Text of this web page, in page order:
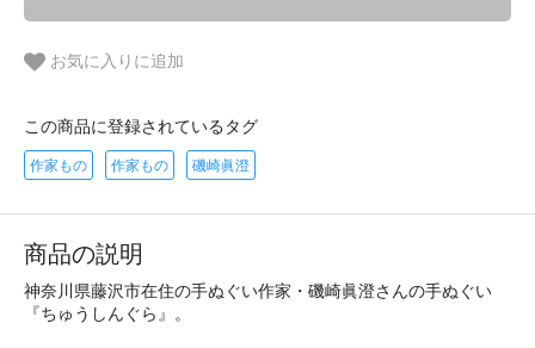
お気に入りに追加
この商品に登録されているタグ
作家もの 作家もの 磯崎眞澄
商品の説明
神奈川県藤沢市在住の手ぬぐい作家・磯崎眞澄さんの手ぬぐい
『ちゅうしんぐら』。